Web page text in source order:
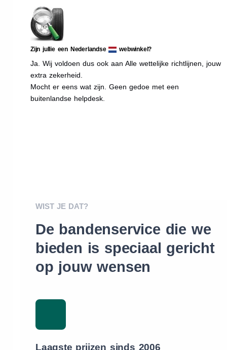
Zijn jullie een Nederlandse webwinkel?
Ja. Wij voldoen dus ook aan Alle wettelijke richtlijnen, jouw
extra zekerheid.
Mocht er eens wat zijn. Geen gedoe met een
buitenlandse helpdesk.
WIST JE DAT?
De bandenservice die we
bieden is speciaal gericht
op jouw wensen
Laagste prijzen sinds 2006